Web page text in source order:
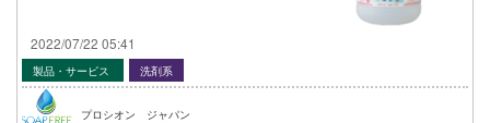
2022/07/22 05:41
製品・サービス 洗剤系
プロシオン ジャパン